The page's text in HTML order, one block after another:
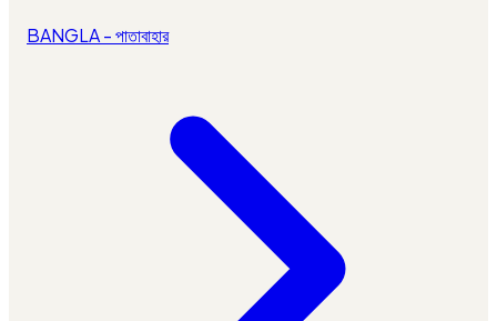
BANGLA - পাতাবাহার